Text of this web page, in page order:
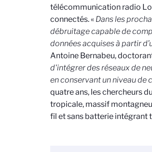
télécommunication radio
connectés. « Dans les
débruitage capable de
données acquises à partir
Antoine Bernabeu,
d'intégrer des réseaux de
en conservant un niveau
quatre ans, les chercheurs
tropicale, massif
fil et sans batterie intégrant